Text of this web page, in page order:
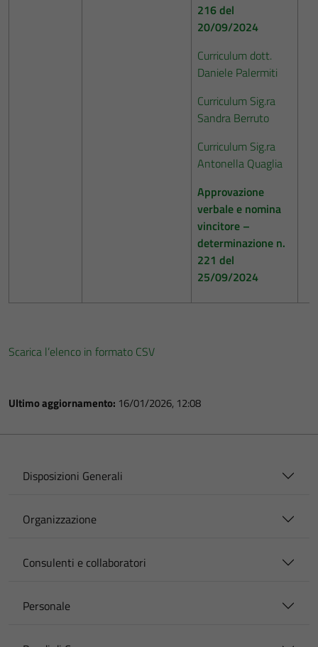
216 del
20/09/2024
Curriculum dott.
Daniele Palermiti
Curriculum Sig.ra
Sandra Berruto
Curriculum Sig.ra
Antonella Quaglia
Approvazione
verbale e nomina
vincitore –
determinazione n.
221 del
25/09/2024
Scarica l’elenco in formato CSV
Ultimo aggiornamento: 16/01/2026, 12:08
Disposizioni Generali
Organizzazione
Consulenti e collaboratori
Personale